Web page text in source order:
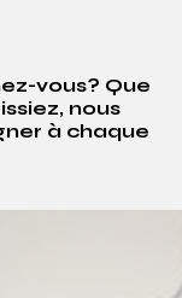
vous? Que
nous
à chaque